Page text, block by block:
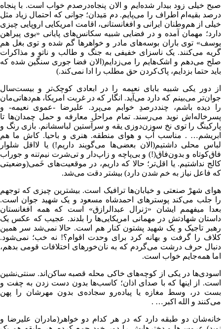
صبح خیلی زود بیدار شده‌ایم و الان پنجاه‌درصدم خواب است. با پنجاه
درصد بقیه‌ام اطراف را می‌پایم. دم مَیدان؛ جوانی که احتمال زیاد مثل
خیلی از هم‌وطنان ایرانی و افغانستانی، اقامت امریکایی اروپایی چیزی
دارد؛ مهمان آمده و در فضایی شبیه سکانس‌های پایانی «بوی پیراهن
یوسف» توی باران بوسه‌های مادر و خواهرها گم شده و توی بغل هم
گریه می‌کنند. یک ناسزای خفیفی به جنگ و طالب و ناتو و مذاکرات
صلح می‌دهم و اشک‌هایم را می‌زدایم(الان فضا جوری سنگین شده که
باید حتما بزدایم، پاک‌کردن حق مطلب را ادا نمی‌کند.)
از دور یکی شبیه بابای نعیمه را در ابعادی کوچک‌تر و بیست‌سال
جوان‌تر می‌بینم که دارد می‌آید. انگار که در غربت امریکا، هم‌دهاتی‌مان
را دیده باشم، چنددرصدِ خوابم می‌پرد. علیرضا -عموی نعیمه- و
پسرخاله‌اش نوید می‌رسند. تمام مراحل معارفه و حمل چمدان‌ها تا
پارکینگ را توی نخ سوزن‌دوزی یقه و سرآستین لباسشانم. بازی رنگ و
ابریشم… . مناسب آب و هوای منطقه. هنری و باحیا. کاش ما هم
لباس محلی داشتیم(الان بعضی‌ها می‌گویند داریم!) یا لااقل شلوار
فاق‌کوتاه و بدون‌فاق(!) و بی‌پاچه و زاپ‌دار و تی‌شرت نیم‌تنه و جوراب
کالج نداشتیم. یا اقل‌تر؛ حالا که داریم، در موقعیت‌های خَمی(وضعیتی
که فاعل نیاز به خم شدن دارد) بیشتر دقت می‌شد.
هوای شهرْ صنعتی و خیابان‌ها ترافیک است. بیشترین چیزی که توجهم
را جلب می‌کند پوسترهای احمدشاه مسعود و یک شهید جوان است.
بعدا میفهمم ایشان «ژنرال عبدالرازق» است که همه افغانستان
داستان شهادتش در مهمانی امریکایی‌ها را بلدند. عجیب که عکس یک
رهبر تاجیک و یک شهید پشتون کنار هم است. حالا نمی‌شد سر همین
کلاف را گرفت و بهانه کرد برای وحدت اقوام؟! نه خب؛ نمی‌شود.
دنبال حرف درشت می‌گردم که به نان‌خورهای اختلافات قومی بدهم،
اما همه‌جایم خواب است.
اسودی‌ها در یکی از کوچه‌های خاکی محله قصبه ساکن‌اند. سنتی‌نشین
است. از اینها که با صدای اذان؛ کاسب‌ها بدون دست زدن به چفت و
بست در، وسط مغازه یا پیاده‌رو سجاده‌ی بدون مهرشان را پهن
می‌کنند و الله اکبر… .
خانه‌شان دو طبقه دارد که در هر کدام دو خواهر(مادران علیرضا و